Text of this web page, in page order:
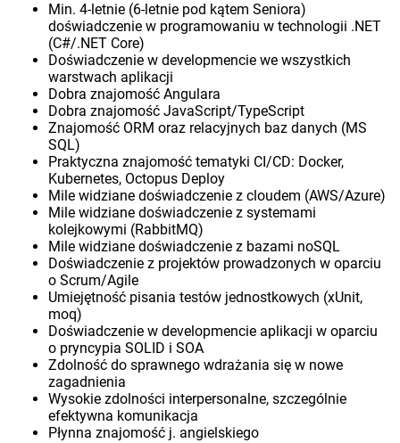
Min. 4-letnie (6-letnie pod kątem Seniora)
doświadczenie w programowaniu w technologii .NET
(C#/.NET Core)
Doświadczenie w developmencie we wszystkich
warstwach aplikacji
Dobra znajomość Angulara
Dobra znajomość JavaScript/TypeScript
Znajomość ORM oraz relacyjnych baz danych (MS
SQL)
Praktyczna znajomość tematyki CI/CD: Docker,
Kubernetes, Octopus Deploy
Mile widziane doświadczenie z cloudem (AWS/Azure)
Mile widziane doświadczenie z systemami
kolejkowymi (RabbitMQ)
Mile widziane doświadczenie z bazami noSQL
Doświadczenie z projektów prowadzonych w oparciu
o Scrum/Agile
Umiejętność pisania testów jednostkowych (xUnit,
moq)
Doświadczenie w developmencie aplikacji w oparciu
o pryncypia SOLID i SOA
Zdolność do sprawnego wdrażania się w nowe
zagadnienia
Wysokie zdolności interpersonalne, szczególnie
efektywna komunikacja
Płynna znajomość j. angielskiego